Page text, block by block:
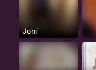
Joni